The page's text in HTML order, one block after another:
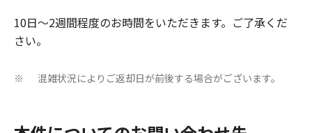
10日～2週間程度のお時間をいただきます。ご了承くだ
さい。
※ 混雑状況によりご返却日が前後する場合がございます。